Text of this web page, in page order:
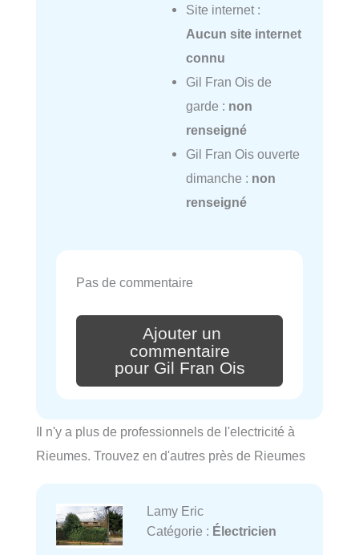
Site internet :
Aucun site internet
connu
Gil Fran Ois de
garde : non
renseigné
Gil Fran Ois ouverte
dimanche : non
renseigné
Pas de commentaire
Ajouter un
commentaire
pour Gil Fran Ois
Il n'y a plus de professionnels de l'electricité à
Rieumes. Trouvez en d'autres près de Rieumes
Lamy Eric
Catégorie : Électricien